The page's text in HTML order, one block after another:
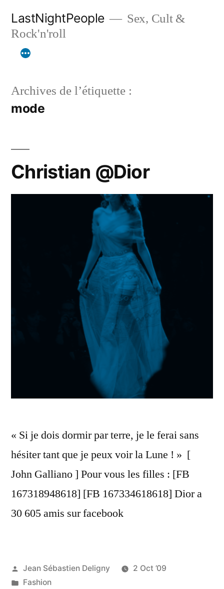
contenu
LastNightPeople
Sex, Cult &
Rock'n'roll
Archives de l’étiquette :
mode
Christian @Dior
« Si je dois dormir par terre, je le ferai sans
hésiter tant que je peux voir la Lune ! » [
John Galliano ] Pour vous les filles : [FB
167318948618] [FB 167334618618] Dior a
30 605 amis sur facebook
Publié
par
Jean Sébastien Deligny
2 Oct ’09
Publié
Fashion